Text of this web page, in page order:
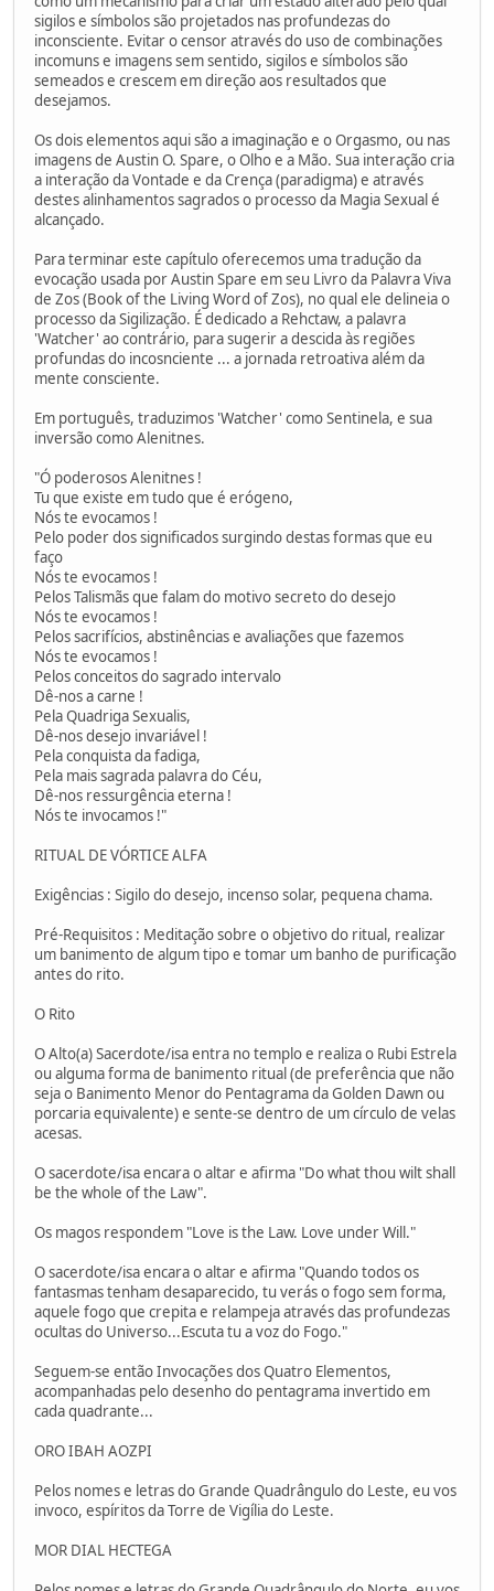
sigilos e símbolos são projetados nas profundezas do
inconsciente. Evitar o censor através do uso de combinações
incomuns e imagens sem sentido, sigilos e símbolos são
semeados e crescem em direção aos resultados que
desejamos.
Os dois elementos aqui são a imaginação e o Orgasmo, ou nas
imagens de Austin O. Spare, o Olho e a Mão. Sua interação cria
a interação da Vontade e da Crença (paradigma) e através
destes alinhamentos sagrados o processo da Magia Sexual é
alcançado.
Para terminar este capítulo oferecemos uma tradução da
evocação usada por Austin Spare em seu Livro da Palavra Viva
de Zos (Book of the Living Word of Zos), no qual ele delineia o
processo da Sigilização. É dedicado a Rehctaw, a palavra
'Watcher' ao contrário, para sugerir a descida às regiões
profundas do incosnciente ... a jornada retroativa além da
mente consciente.
Em português, traduzimos 'Watcher' como Sentinela, e sua
inversão como Alenitnes.
"Ó poderosos Alenitnes !
Tu que existe em tudo que é erógeno,
Nós te evocamos !
Pelo poder dos significados surgindo destas formas que eu
faço
Nós te evocamos !
Pelos Talismãs que falam do motivo secreto do desejo
Nós te evocamos !
Pelos sacrifícios, abstinências e avaliações que fazemos
Nós te evocamos !
Pelos conceitos do sagrado intervalo
Dê-nos a carne !
Pela Quadriga Sexualis,
Dê-nos desejo invariável !
Pela conquista da fadiga,
Pela mais sagrada palavra do Céu,
Dê-nos ressurgência eterna !
Nós te invocamos !"
RITUAL DE VÓRTICE ALFA
Exigências : Sigilo do desejo, incenso solar, pequena chama.
Pré-Requisitos : Meditação sobre o objetivo do ritual, realizar
um banimento de algum tipo e tomar um banho de purificação
antes do rito.
O Rito
O Alto(a) Sacerdote/isa entra no templo e realiza o Rubi Estrela
ou alguma forma de banimento ritual (de preferência que não
seja o Banimento Menor do Pentagrama da Golden Dawn ou
porcaria equivalente) e sente-se dentro de um círculo de velas
acesas.
O sacerdote/isa encara o altar e afirma "Do what thou wilt shall
be the whole of the Law".
Os magos respondem "Love is the Law. Love under Will."
O sacerdote/isa encara o altar e afirma "Quando todos os
fantasmas tenham desaparecido, tu verás o fogo sem forma,
aquele fogo que crepita e relampeja através das profundezas
ocultas do Universo...Escuta tu a voz do Fogo."
Seguem-se então Invocações dos Quatro Elementos,
acompanhadas pelo desenho do pentagrama invertido em
cada quadrante...
ORO IBAH AOZPI
Pelos nomes e letras do Grande Quadrângulo do Leste, eu vos
invoco, espíritos da Torre de Vigília do Leste.
MOR DIAL HECTEGA